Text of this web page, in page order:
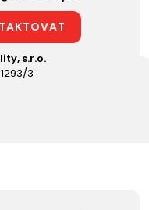
s.r.o.
3